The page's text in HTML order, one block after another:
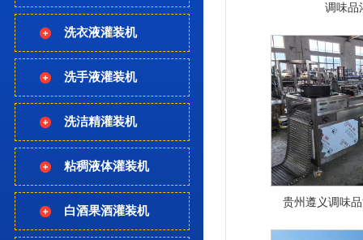
洗衣液灌装机
洗手液灌装机
洗洁精灌装机
粘稠液体灌装机
白酒果酒灌装机
调味品